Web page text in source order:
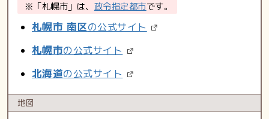
※「札幌市」は、 政令指定都市です。
札幌市 南区の公式サイト
札幌市の公式サイト
北海道の公式サイト
地図